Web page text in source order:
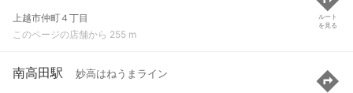
上越市仲町４丁目
このページの店舗から 255 m
ルート
を見る
南高田駅 妙高はねうまライン